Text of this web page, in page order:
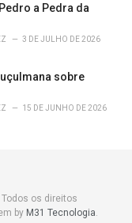
a Pedra da
3 DE JULHO DE 2026
sobre
15 DE JUNHO DE 2026
os direitos
by M31 Tecnologia.